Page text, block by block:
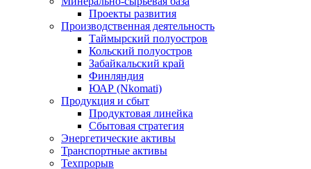
Проекты развития
Производственная деятельность
Таймырский полуостров
Кольский полуостров
Забайкальский край
Финляндия
ЮАР (Nkomati)
Продукция и сбыт
Продуктовая линейка
Сбытовая стратегия
Энергетические активы
Транспортные активы
Техпрорыв